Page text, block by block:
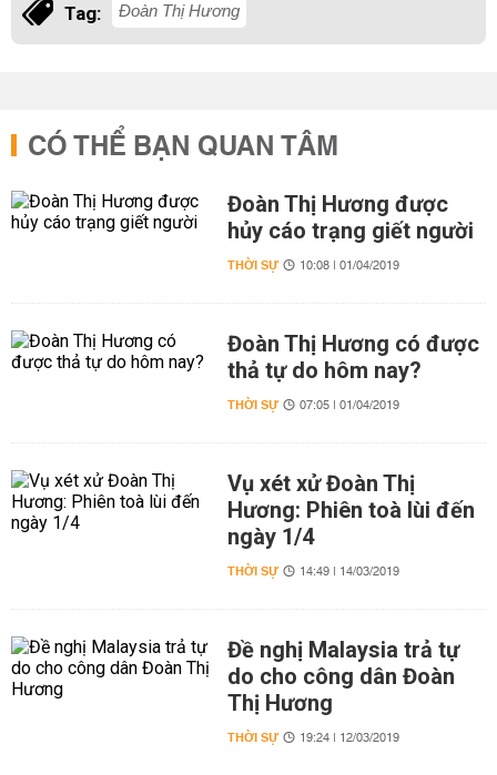
Tag: Đoàn Thị Hương
CÓ THỂ BẠN QUAN TÂM
Đoàn Thị Hương được
hủy cáo trạng giết người
THỜI SỰ 10:08 | 01/04/2019
Đoàn Thị Hương có được
thả tự do hôm nay?
THỜI SỰ 07:05 | 01/04/2019
Vụ xét xử Đoàn Thị
Hương: Phiên toà lùi đến
ngày 1/4
THỜI SỰ 14:49 | 14/03/2019
Đề nghị Malaysia trả tự
do cho công dân Đoàn
Thị Hương
THỜI SỰ 19:24 | 12/03/2019